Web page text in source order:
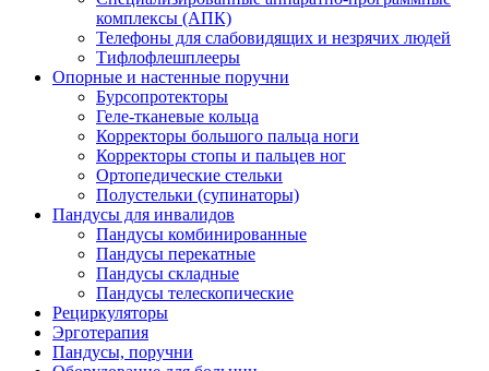
комплексы (АПК)
Телефоны для слабовидящих и незрячих людей
Тифлофлешплееры
Опорные и настенные поручни
Бурсопротекторы
Геле-тканевые кольца
Корректоры большого пальца ноги
Корректоры стопы и пальцев ног
Ортопедические стельки
Полустельки (супинаторы)
Пандусы для инвалидов
Пандусы комбинированные
Пандусы перекатные
Пандусы складные
Пандусы телескопические
Рециркуляторы
Эрготерапия
Пандусы, поручни